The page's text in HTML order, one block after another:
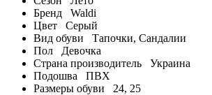
Бренд
Waldi
Цвет
Серый
Вид обуви
Тапочки, Сандалии
Пол
Девочка
Страна производитель
Украина
Подошва
ПВХ
Размеры обуви
24, 25